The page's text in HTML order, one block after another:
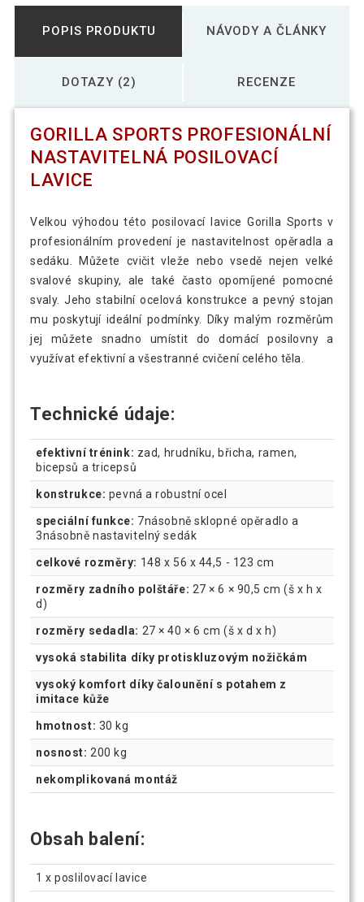
POPIS PRODUKTU NÁVODY A ČLÁNKY
DOTAZY (2) RECENZE
GORILLA SPORTS PROFESIONÁLNÍ
NASTAVITELNÁ POSILOVACÍ
LAVICE
Velkou výhodou této posilovací lavice Gorilla Sports v
profesionálním provedení je nastavitelnost opěradla a
sedáku. Můžete cvičit vleže nebo vsedě nejen velké
svalové skupiny, ale také často opomíjené pomocné
svaly. Jeho stabilní ocelová konstrukce a pevný stojan
mu poskytují ideální podmínky. Díky malým rozměrům
jej můžete snadno umístit do domácí posilovny a
využívat efektivní a všestranné cvičení celého těla.
Technické údaje:
efektivní trénink: zad, hrudníku, břicha, ramen,
bicepsů a tricepsů
konstrukce: pevná a robustní ocel
speciální funkce: 7násobně sklopné opěradlo a
3násobně nastavitelný sedák
celkové rozměry: 148 x 56 x 44,5 - 123 cm
rozměry zadního polštáře: 27 × 6 × 90,5 cm (š x h x
d)
rozměry sedadla: 27 × 40 × 6 cm (š x d x h)
vysoká stabilita díky protiskluzovým nožičkám
vysoký komfort díky čalounění s potahem z
imitace kůže
hmotnost: 30 kg
nosnost: 200 kg
nekomplikovaná montáž
Obsah balení:
1 x poslilovací lavice